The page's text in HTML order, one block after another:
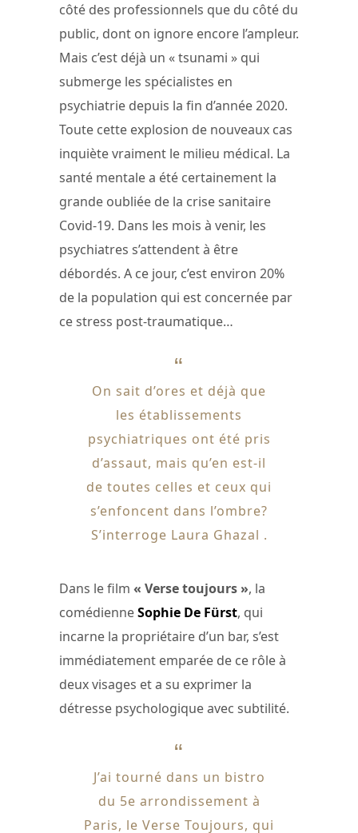
côté des professionnels que du côté du
public, dont on ignore encore l’ampleur.
Mais c’est déjà un « tsunami » qui
submerge les spécialistes en
psychiatrie depuis la fin d’année 2020.
Toute cette explosion de nouveaux cas
inquiète vraiment le milieu médical. La
santé mentale a été certainement la
grande oubliée de la crise sanitaire
Covid-19. Dans les mois à venir, les
psychiatres s’attendent à être
débordés. A ce jour, c’est environ 20%
de la population qui est concernée par
ce stress post-traumatique…
On sait d’ores et déjà que
les établissements
psychiatriques ont été pris
d’assaut, mais qu’en est-il
de toutes celles et ceux qui
s’enfoncent dans l’ombre?
S’interroge Laura Ghazal .
Dans le film « Verse toujours », la
comédienneSophie De Fürst, qui
incarne la propriétaire d’un bar, s’est
immédiatement emparée de ce rôle à
deux visages et a su exprimer la
détresse psychologique avec subtilité.
J’ai tourné dans un bistro
du 5e arrondissement à
Paris, le Verse Toujours, qui